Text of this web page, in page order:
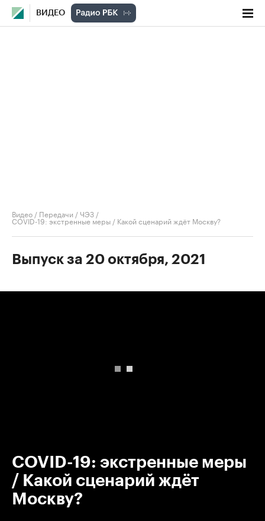
ВИДЕО
Видео / Передачи /ЧЭЗ /
COVID-19: экстренные меры / Какой сценарий ждёт Москву?
Выпуск за 20 октября, 2021
COVID-19: экстренные меры
/ Какой сценарий ждёт
Москву?